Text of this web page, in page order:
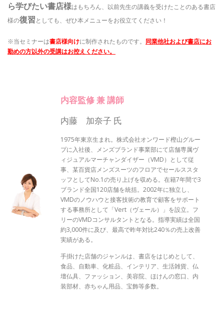
ら学びたい書店様はもちろん、以前先生の講義を受けたことのある書店
様の復習としても、ぜひ本メニューをお役立てください！
※当セミナーは書店様向けに制作されたものです。 同業他社および書店にお
勤めの方以外の受講はお控えください。
内容監修 兼 講師
内藤 加奈子 氏
1975年東京生まれ。株式会社オンワード樫山グルー
プに入社後、メンズブランド事業部にて店舗専属ヴ
ィジュアルマーチャンダイザー（VMD）として従
事、某百貨店メンズスーツのフロアでセールススタ
ッフとしてNo.1の売り上げを収める。在籍7年間で3
ブランド全国120店舗を統括。2002年に独立し、
VMDのノウハウと接客技術の教育で顧客をサポート
する事務所として「Vert（ヴェール）」を設立。フ
リーのVMDコンサルタントとなる。指導実績は全国
約3,000件に及び、最高で昨年対比240％の売上改善
実績がある。
手掛けた店舗のジャンルは、書店をはじめとして、
食品、自動車、化粧品、インテリア、生活雑貨、仏
壇仏具、ファッション、美容院、ほけんの窓口、内
装部材、赤ちゃん用品、宝飾等多数。